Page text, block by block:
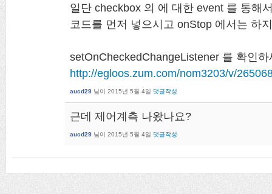
일단 checkbox 의 에 대한 event 를 통해
코드를 먼저 넣으시고 onStop 에서는 하
setOnCheckedChangeListener 를 확인하
http://egloos.zum.com/nom3203/v/
aucd29 님이 2015년 5월 4일 댓글작성
근데 제어계측 나왔나요?
aucd29 님이 2015년 5월 4일 댓글작성